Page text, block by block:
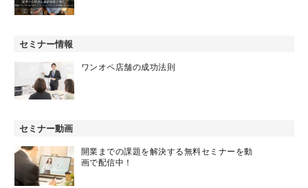
セミナー情報
ワンオペ店舗の成功法則
セミナー動画
開業までの課題を解決する無料セミナーを動
画で配信中！